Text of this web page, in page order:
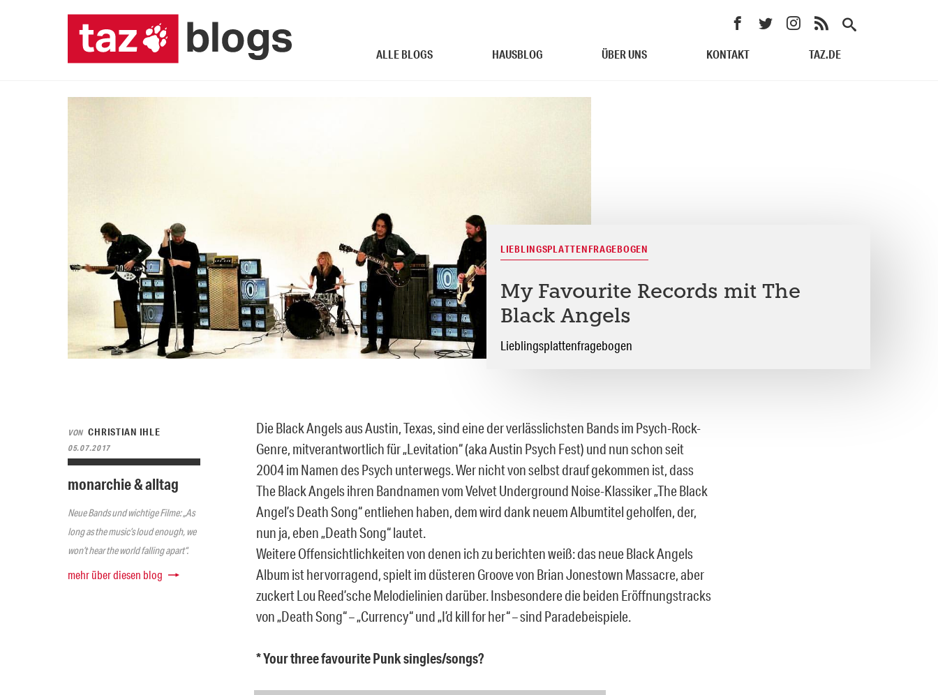
ALLE BLOGS HAUSBLOG ÜBER UNS KONTAKT TAZ.DE
LIEBLINGSPLATTENFRAGEBOGEN
My Favourite Records mit The
Black Angels
Lieblingsplattenfragebogen
VON CHRISTIAN IHLE
05.07.2017
monarchie & alltag
Neue Bands und wichtige Filme: „As
long as the music’s loud enough, we
won’t hear the world falling apart“.
mehr über diesen blog
Die Black Angels aus Austin, Texas, sind eine der verlässlichsten Bands im Psych-Rock-
Genre, mitverantwortlich für „Levitation“ (aka Austin Psych Fest) und nun schon seit
2004 im Namen des Psych unterwegs. Wer nicht von selbst drauf gekommen ist, dass
The Black Angels ihren Bandnamen vom Velvet Underground Noise-Klassiker „The Black
Angel’s Death Song“ entliehen haben, dem wird dank neuem Albumtitel geholfen, der,
nun ja, eben „Death Song“ lautet.
Weitere Offensichtlichkeiten von denen ich zu berichten weiß: das neue Black Angels
Album ist hervorragend, spielt im düsteren Groove von Brian Jonestown Massacre, aber
zuckert Lou Reed’sche Melodielinien darüber. Insbesondere die beiden Eröffnungstracks
von „Death Song“ – „Currency“ und „I’d kill for her“ – sind Paradebeispiele.
* Your three favourite Punk singles/songs?